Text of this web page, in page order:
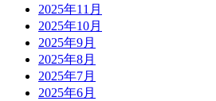
2025年11月
2025年10月
2025年9月
2025年8月
2025年7月
2025年6月